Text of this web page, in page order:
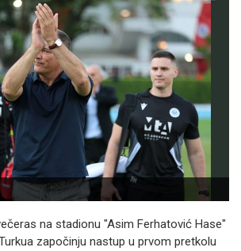
na stadionu "Asim Ferhatović Hase"
započinju nastup u prvom pretkolu